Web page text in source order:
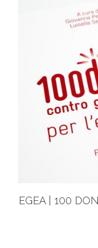
EGEA | 100